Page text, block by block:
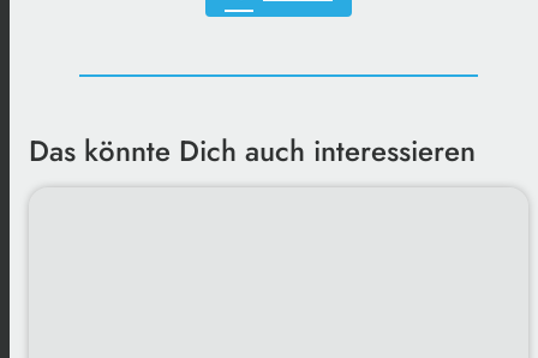
Das könnte Dich auch interessieren